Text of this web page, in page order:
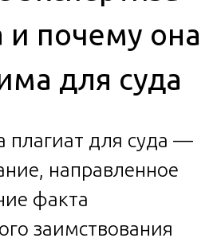
и почему она
для суда
плагиат для суда —
направленное
факта
заимствования